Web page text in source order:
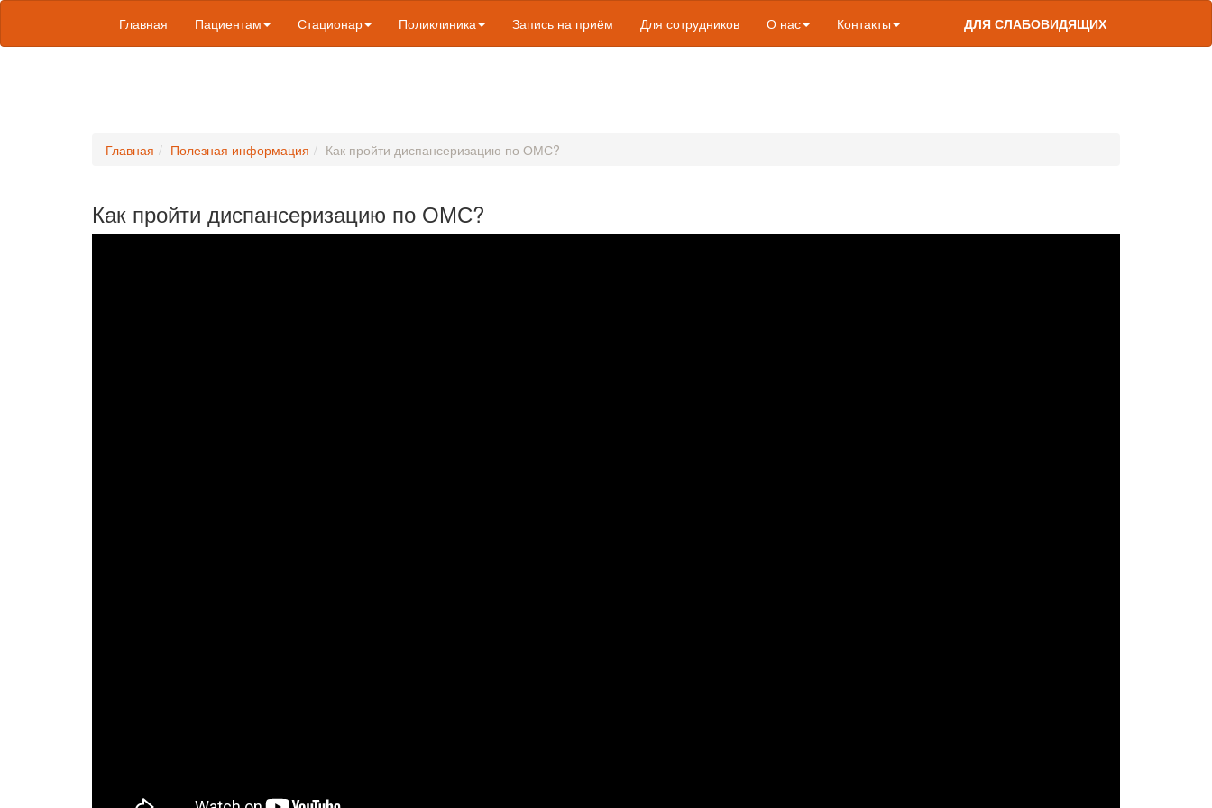
Главная Пациентам Стационар Поликлиника Запись на приём Для сотрудников О нас Контакты ДЛЯ СЛАБОВИДЯЩИХ
Главная Полезная информация Как пройти диспансеризацию по ОМС?
Как пройти диспансеризацию по ОМС?